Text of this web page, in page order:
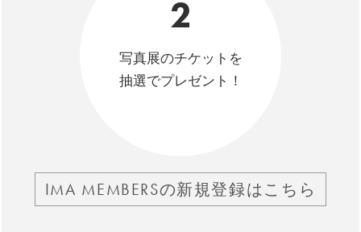
2
写真展のチケットを
抽選でプレゼント！
IMA MEMBERSの新規登録はこちら